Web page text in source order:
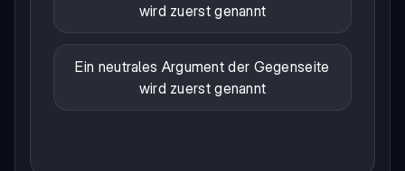
wird zuerst genannt
Ein neutrales Argument der Gegenseite
wird zuerst genannt